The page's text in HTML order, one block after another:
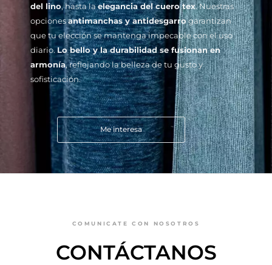
del lino, hasta laelegancia del cuero tex. Nuestras
opcionesantimanchas y antidesgarrogarantizan
que tu elección se mantenga impecable con el uso
diario.Lo bello y la durabilidad se fusionan en
armonía, reflejando la belleza de tu gusto y
sofisticación.
Me interesa
COMUNICATE CON NOSOTROS
CONTÁCTANOS